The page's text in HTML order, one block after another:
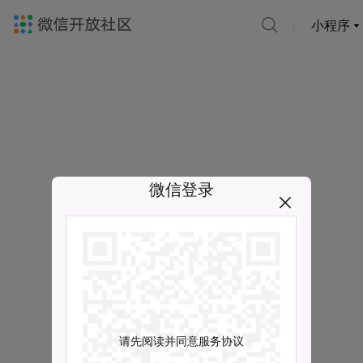
小程序
微信登录
请先阅读并同意服务协议